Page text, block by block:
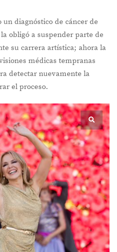
diagnóstico de cáncer de
obligó a suspender parte de
su carrera artística; ahora la
médicas tempranas
detectar nuevamente la
el proceso.